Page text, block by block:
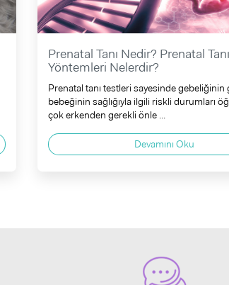
Prenatal Tanı Nedir? Prenatal Tanı
Yöntemleri Nelerdir?
Prenatal tanı testleri sayesinde gebeliğinin
bebeğinin sağlığıyla ilgili riskli durumları
çok erkenden gerekli önle ...
Devamını Oku